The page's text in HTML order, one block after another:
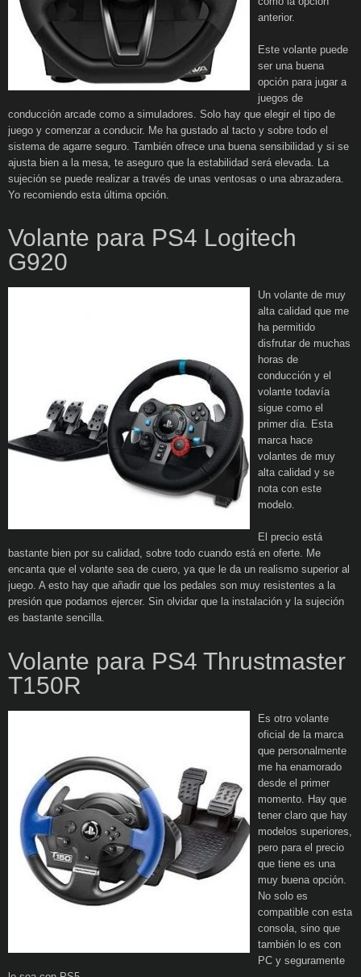
anterior.
Este volante puede
ser una buena
opción para jugar a
juegos de
conducción arcade como a simuladores. Solo hay que elegir el tipo de
juego y comenzar a conducir. Me ha gustado al tacto y sobre todo el
sistema de agarre seguro. También ofrece una buena sensibilidad y si se
ajusta bien a la mesa, te aseguro que la estabilidad será elevada. La
sujeción se puede realizar a través de unas ventosas o una abrazadera.
Yo recomiendo esta última opción.
Volante para PS4 Logitech
G920
Un volante de muy
alta calidad que me
ha permitido
disfrutar de muchas
horas de
conducción y el
volante todavía
sigue como el
primer día. Esta
marca hace
volantes de muy
alta calidad y se
nota con este
modelo.
El precio está
bastante bien por su calidad, sobre todo cuando está en oferte. Me
encanta que el volante sea de cuero, ya que le da un realismo superior al
juego. A esto hay que añadir que los pedales son muy resistentes a la
presión que podamos ejercer. Sin olvidar que la instalación y la sujeción
es bastante sencilla.
Volante para PS4 Thrustmaster
T150R
Es otro volante
oficial de la marca
que personalmente
me ha enamorado
desde el primer
momento. Hay que
tener claro que hay
modelos superiores,
pero para el precio
que tiene es una
muy buena opción.
No solo es
compatible con esta
consola, sino que
también lo es con
PC y seguramente